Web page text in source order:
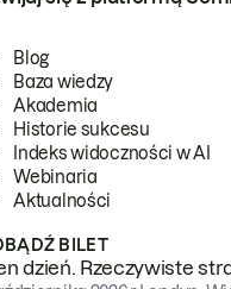
Blog
Baza wiedzy
Akademia
Historie sukcesu
Indeks widoczności w AI
Webinaria
Aktualności
BILET
dzień. Rzeczywiste